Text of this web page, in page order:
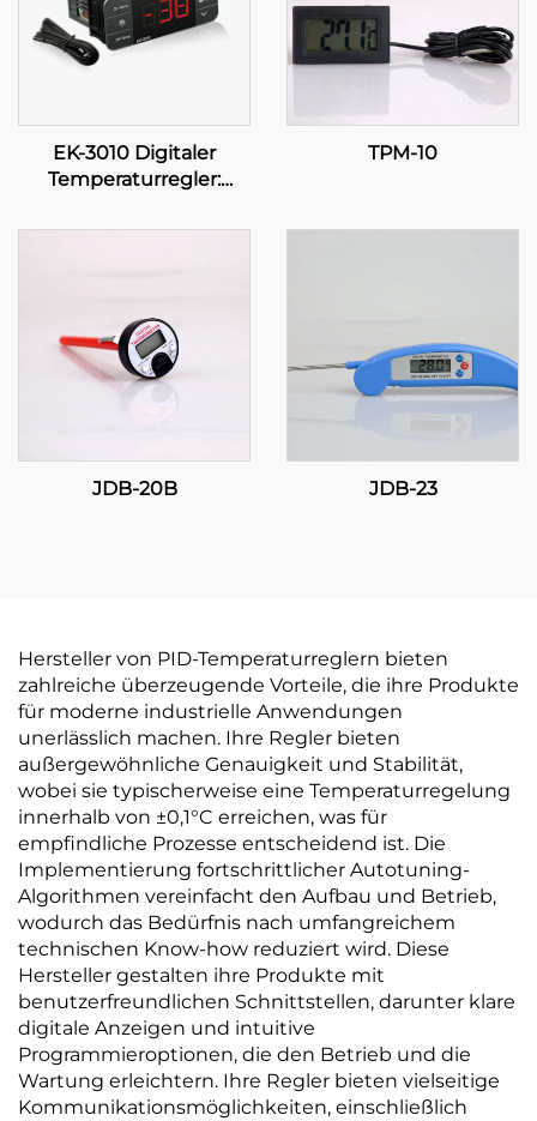
EK-3010 Digitaler
Temperaturregler:
TPM-10
JDB-20B JDB-23
Hersteller von PID-Temperaturreglern bieten
zahlreiche überzeugende Vorteile, die ihre Produkte
für moderne industrielle Anwendungen
unerlässlich machen. Ihre Regler bieten
außergewöhnliche Genauigkeit und Stabilität,
wobei sie typischerweise eine Temperaturregelung
innerhalb von ±0,1°C erreichen, was für
empfindliche Prozesse entscheidend ist. Die
Implementierung fortschrittlicher Autotuning-
Algorithmen vereinfacht den Aufbau und Betrieb,
wodurch das Bedürfnis nach umfangreichem
technischen Know-how reduziert wird. Diese
Hersteller gestalten ihre Produkte mit
benutzerfreundlichen Schnittstellen, darunter klare
digitale Anzeigen und intuitive
Programmieroptionen, die den Betrieb und die
Wartung erleichtern. Ihre Regler bieten vielseitige
Kommunikationsmöglichkeiten, einschließlich